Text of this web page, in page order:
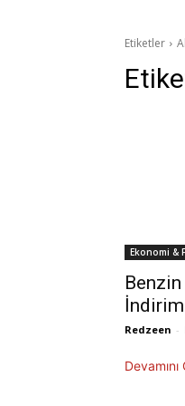
Etiketler
Ekonomi &
Redzeen -